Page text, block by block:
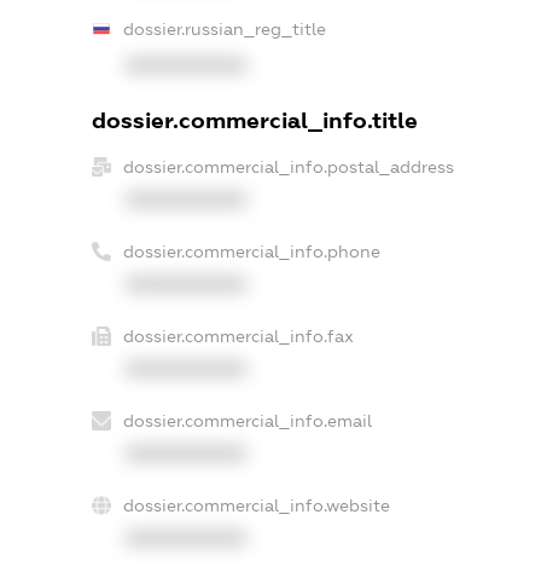
dossier.russian_reg_title
dossier.commercial_info.title
dossier.commercial_info.postal_address
dossier.commercial_info.phone
dossier.commercial_info.fax
dossier.commercial_info.email
dossier.commercial_info.website